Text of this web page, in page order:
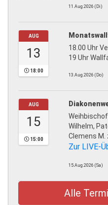
11.Aug.2026 (Di)
AUG
13
18:00
18.00 Uhr
19 Uhr
13.Aug.2026 (Do)
AUG
15
15:00
Wilhelm,
Clemens M.
Zur LIVE-
15.Aug.2026 (Sa)
Alle